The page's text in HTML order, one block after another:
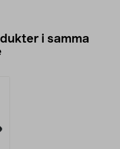
i samma